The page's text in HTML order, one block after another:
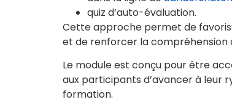
quiz d’auto-évaluation.
Cette approche permet de
et de renforcer la compréhension
Le module est conçu pour être
aux participants d’avancer à leur
formation.